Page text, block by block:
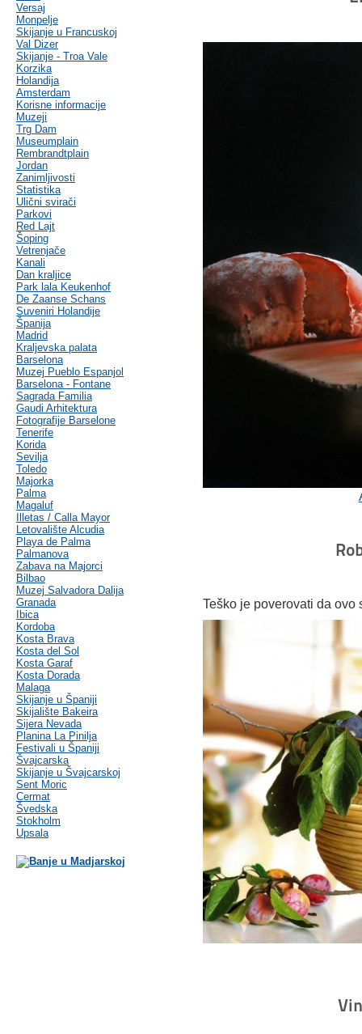
Versaj
Monpelje
Skijanje u Francuskoj
Val Dizer
Skijanje - Troa Vale
Korzika
Holandija
Amsterdam
Korisne informacije
Muzeji
Trg Dam
Museumplain
Rembrandtplain
Jordan
Zanimljivosti
Statistika
Ulični svirači
Parkovi
Red Lajt
Šoping
Vetrenjače
Kanali
Dan kraljice
Park lala Keukenhof
De Zaanse Schans
Suveniri Holandije
Španija
Madrid
Kraljevska palata
Barselona
Muzej Pueblo Espanjol
Barselona - Fontane
Sagrada Familia
Gaudi Arhitektura
Fotografije Barselone
Tenerife
Korida
Sevilja
Toledo
Majorka
Palma
Magaluf
Illetas / Calla Mayor
Letovalište Alcudia
Playa de Palma
Palmanova
Zabava na Majorci
Bilbao
Muzej Salvadora Dalija
Granada
Ibica
Kordoba
Kosta Brava
Kosta del Sol
Kosta Garaf
Kosta Dorada
Malaga
Skijanje u Španiji
Skijalište Bakeira
Sijera Nevada
Planina La Pinilja
Festivali u Španiji
Švajcarska
Skijanje u Švajcarskoj
Sent Moric
Cermat
Švedska
Stokholm
Upsala
Teško je poverovati da ovo